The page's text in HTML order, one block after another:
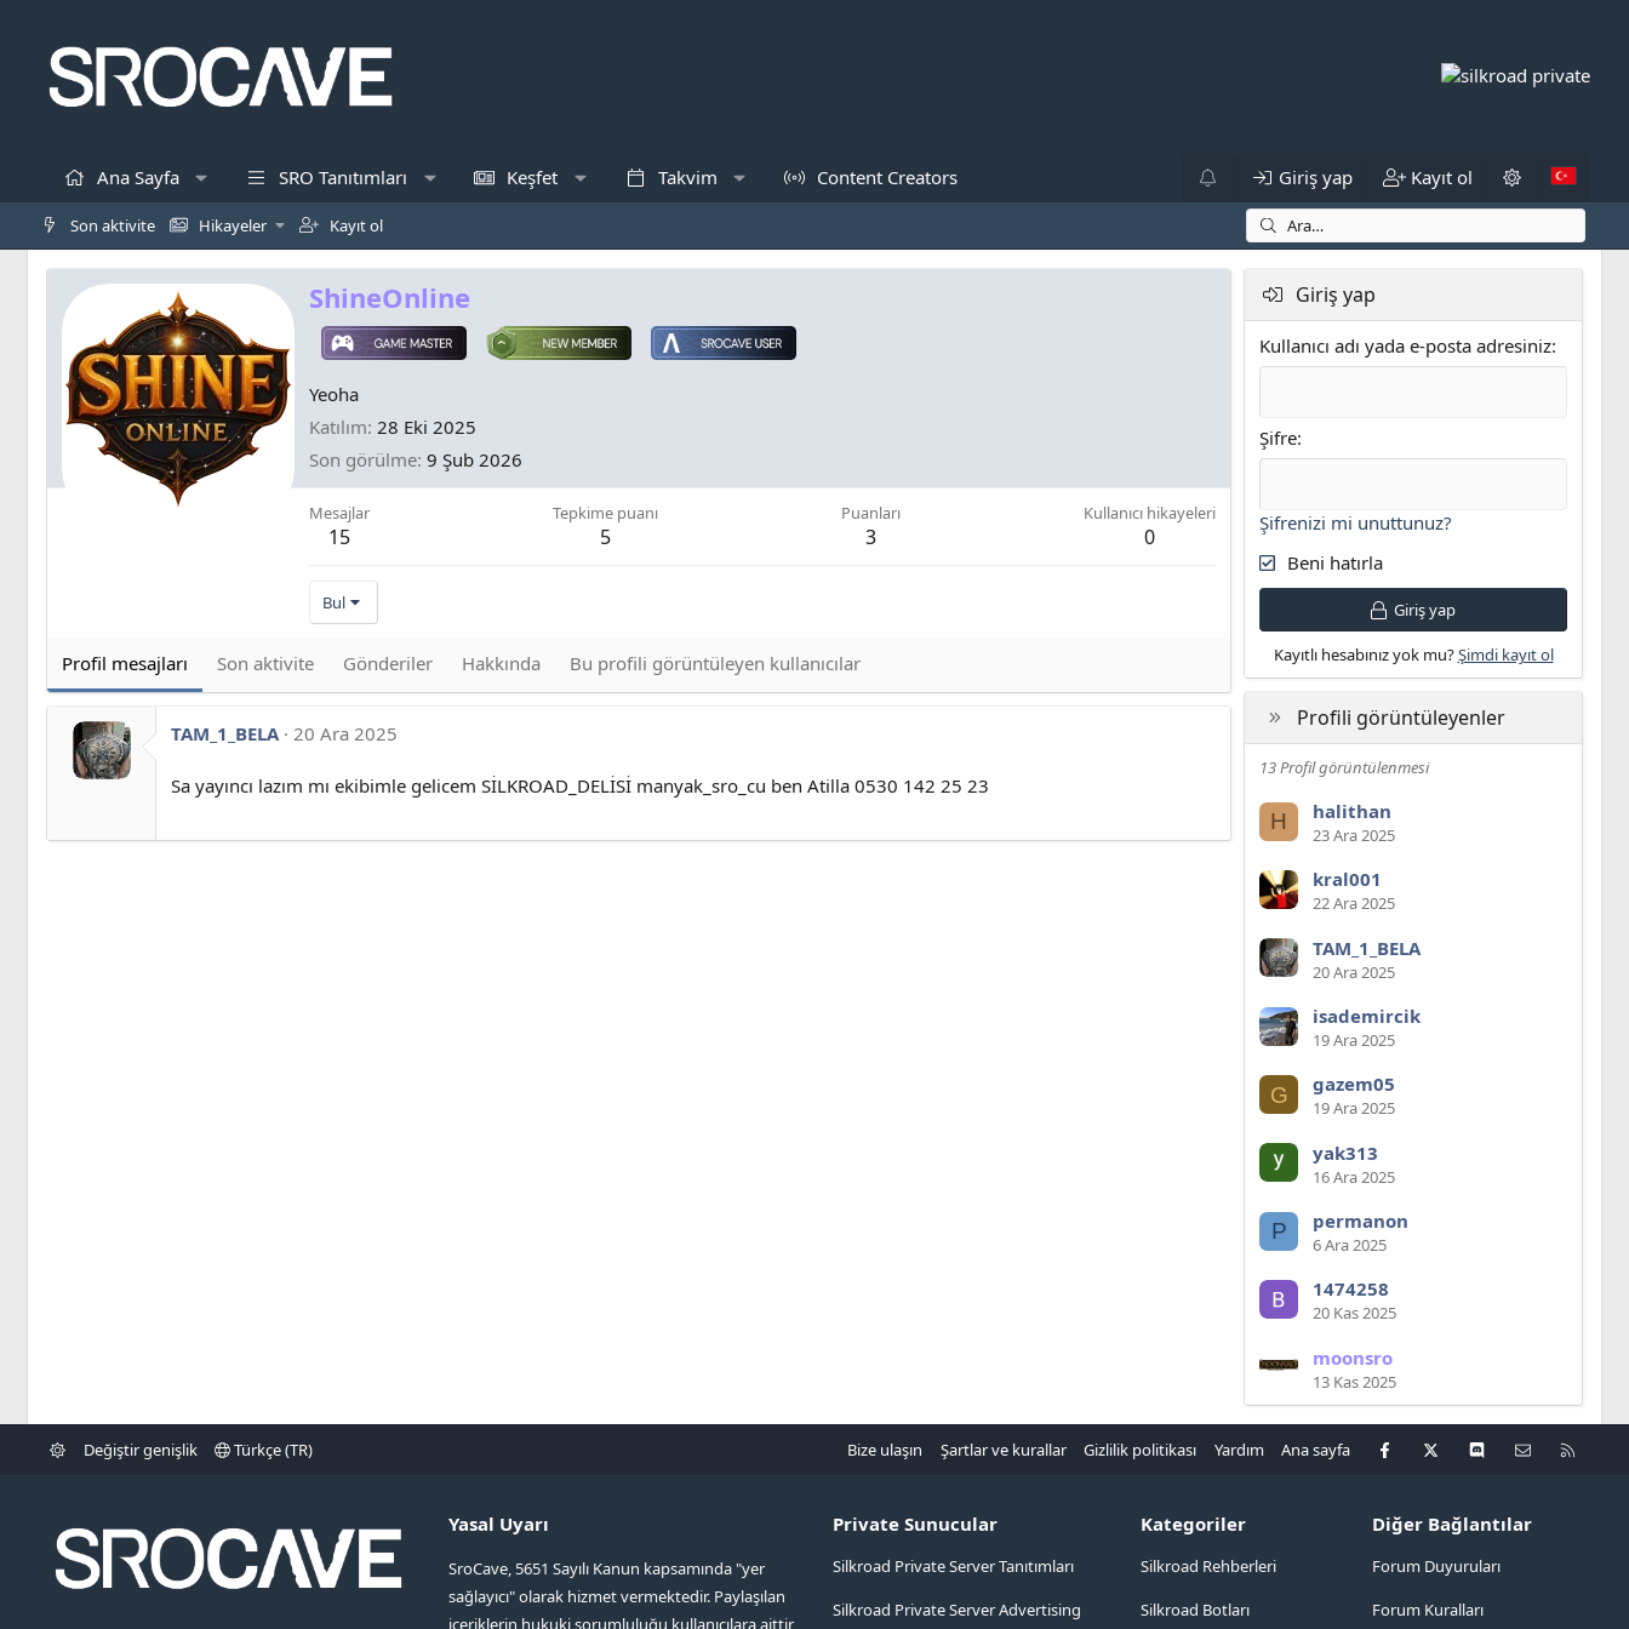
Ana Sayfa SRO Tanıtımları Keşfet Takvim Content Creators Giriş yap Kayıt ol
Son aktivite Hikayeler Kayıt ol
ShineOnline
Yeoha
Katılım 28 Eki 2025
Son görülme 9 Şub 2026
Mesajlar
15
Tepkime puanı
5
Puanları
3
Kullanıcı hikayeleri
0
Bul
Profil mesajları Son aktivite Gönderiler Hakkında Bu profili görüntüleyen kullanıcılar
TAM_1_BELA 20 Ara 2025
Sa yayıncı lazım mı ekibimle gelicem SİLKROAD_DELİSİ manyak_sro_cu ben Atilla 0530 142 25 23
Giriş yap
Kullanıcı adı yada e-posta adresiniz
Şifre
Şifrenizi mi unuttunuz?
Beni hatırla
Giriş yap
Kayıtlı hesabınız yok mu?Şimdi kayıt ol
Profili görüntüleyenler
13 Profil görüntülenmesi
H halithan
23 Ara 2025
kral001
22 Ara 2025
TAM_1_BELA
20 Ara 2025
isademircik
19 Ara 2025
G gazem05
19 Ara 2025
yak313
16 Ara 2025
P permanon
6 Ara 2025
1474258
20 Kas 2025
moonsro
13 Kas 2025
Değiştir genişlik Türkçe (TR) Bize ulaşın Şartlar ve kurallar Gizlilik politikası Yardım Ana sayfa Facebook
X Discord Bize ulaşın
Yasal Uyarı
SroCave, 5651 Sayılı Kanun kapsamında "yer
sağlayıcı" olarak hizmet vermektedir. Paylaşılan
içeriklerin hukuki sorumluluğu kullanıcılara aittir
Private Sunucular
Silkroad Private Server Tanıtımları
Silkroad Private Server Advertising
Kategoriler
Silkroad Rehberleri
Silkroad Botları
Diğer Bağlantılar
Forum Duyuruları
Forum Kuralları